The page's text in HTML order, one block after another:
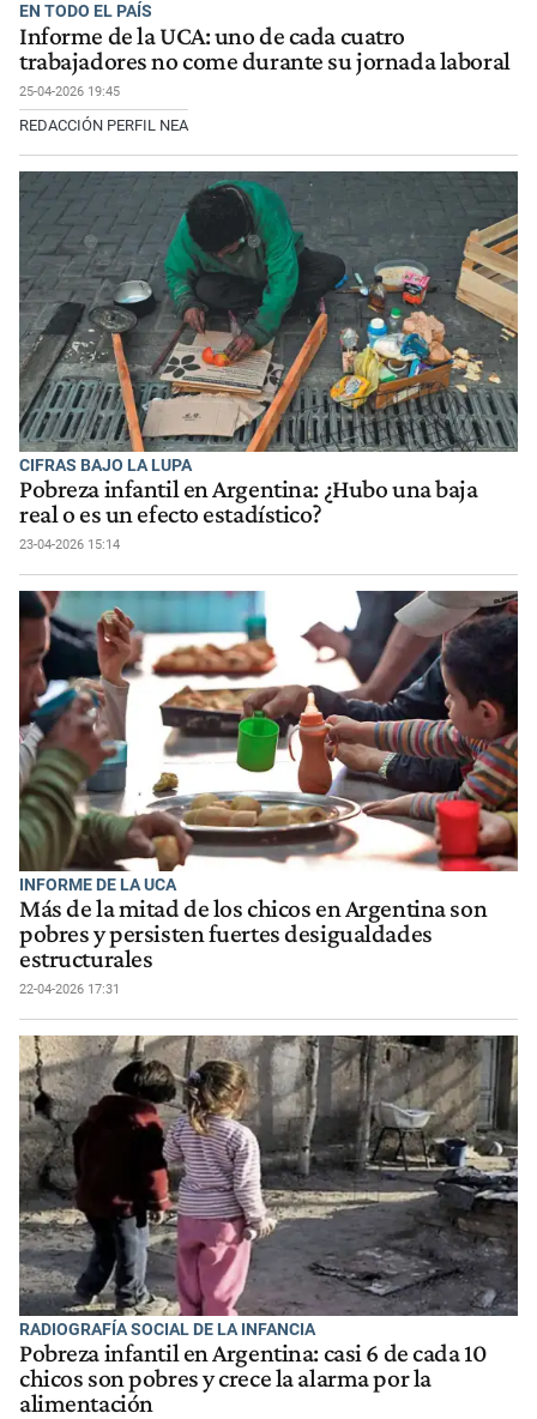
EN TODO EL PAÍS
Informe de la UCA: uno de cada cuatro
trabajadores no come durante su jornada laboral
25-04-2026 19:45
REDACCIÓN PERFIL NEA
CIFRAS BAJO LA LUPA
Pobreza infantil en Argentina: ¿Hubo una baja
real o es un efecto estadístico?
23-04-2026 15:14
INFORME DE LA UCA
Más de la mitad de los chicos en Argentina son
pobres y persisten fuertes desigualdades
estructurales
22-04-2026 17:31
RADIOGRAFÍA SOCIAL DE LA INFANCIA
Pobreza infantil en Argentina: casi 6 de cada 10
chicos son pobres y crece la alarma por la
alimentación